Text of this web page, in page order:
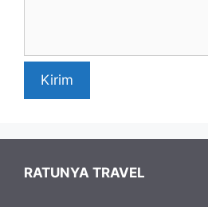
Kirim
RATUNYA TRAVEL